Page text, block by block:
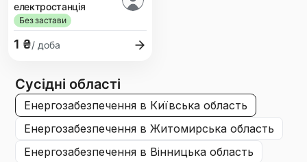
електростанція
Без застави
1 ₴/ доба
Сусідні області
енергозабезпечення в Київська область
енергозабезпечення в Житомирська область
енергозабезпечення в Вінницька область